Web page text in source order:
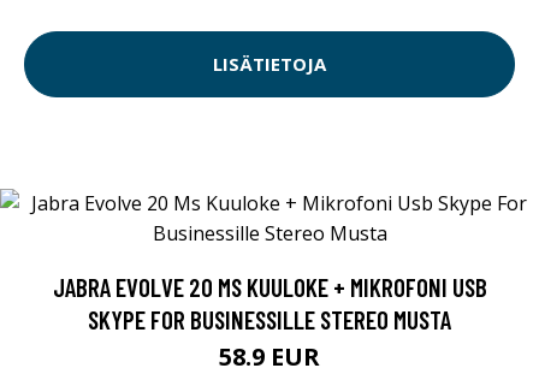
LISÄTIETOJA
JABRA EVOLVE 20 MS KUULOKE + MIKROFONI USB
SKYPE FOR BUSINESSILLE STEREO MUSTA
58.9 EUR